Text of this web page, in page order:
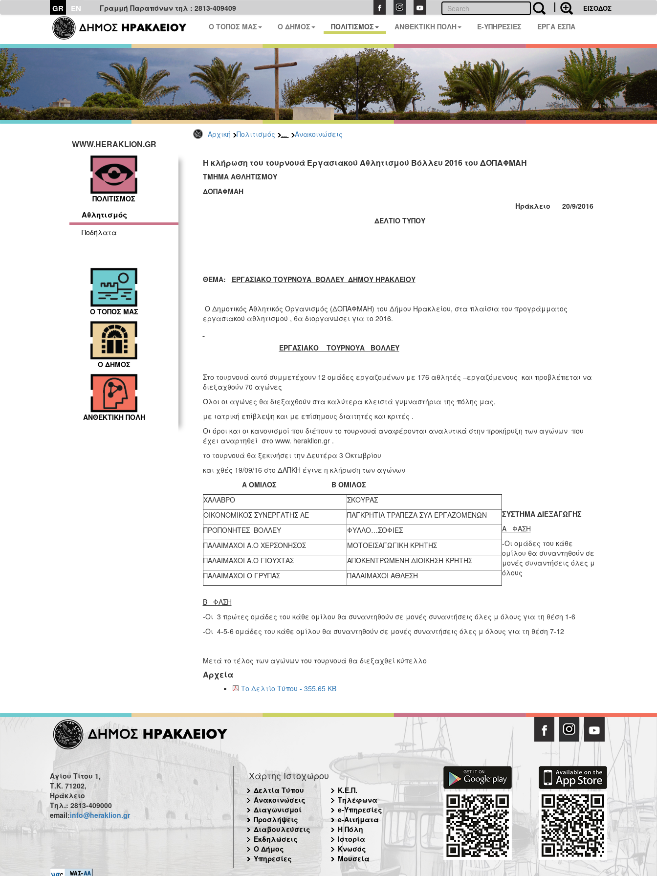
GR EN Γραμμή Παραπόνων τηλ : 2813-409409 ΕΙΣΟΔΟΣ
Ο ΤΟΠΟΣ ΜΑΣ Ο ΔΗΜΟΣ ΠΟΛΙΤΙΣΜΟΣ ΑΝΘΕΚΤΙΚΗ ΠΟΛΗ E-ΥΠΗΡΕΣΙΕΣ ΕΡΓΑ ΕΣΠΑ
Αρχική Πολιτισμός ... Ανακοινώσεις
WWW.HERAKLION.GR
ΠΟΛΙΤΙΣΜΟΣ
Αθλητισμός
Ποδήλατα
Ο ΤΟΠΟΣ ΜΑΣ
Ο ΔΗΜΟΣ
ΑΝΘΕΚΤΙΚΗ ΠΟΛΗ
Η κλήρωση του τουρνουά Εργασιακού Αθλητισμού Βόλλευ 2016 του ΔΟΠΑΦΜΑΗ
ΤΜΗΜΑ ΑΘΛΗΤΙΣΜΟΥ
ΔΟΠΑΦΜΑΗ
Ηράκλειο 20/9/2016
ΔΕΛΤΙΟ ΤΥΠΟΥ
ΘΕΜΑ: ΕΡΓΑΣΙΑΚΟ ΤΟΥΡΝΟΥΑ ΒΟΛΛΕΥ ΔΗΜΟΥ ΗΡΑΚΛΕΙΟΥ
Ο Δημοτικός Αθλητικός Οργανισμός (ΔΟΠΑΦΜΑΗ) του Δήμου Ηρακλείου, στα πλαίσια του προγράμματος
εργασιακού αθλητισμού , θα διοργανώσει για το 2016.
ΕΡΓΑΣΙΑΚΟ ΤΟΥΡΝΟΥΑ ΒΟΛΛΕΥ
Στο τουρνουά αυτό συμμετέχουν 12 ομάδες εργαζομένων με 176 αθλητές –εργαζόμενους και προβλέπεται να
διεξαχθούν 70 αγώνες
Όλοι οι αγώνες θα διεξαχθούν στα καλύτερα κλειστά γυμναστήρια της πόλης μας,
με ιατρική επίβλεψη και με επίσημους διαιτητές και κριτές .
Οι όροι και οι κανονισμοί που διέπουν το τουρνουά αναφέρονται αναλυτικά στην προκήρυξη των αγώνων που
έχει αναρτηθεί στο www. heraklion.gr .
το τουρνουά θα ξεκινήσει την Δευτέρα 3 Οκτωβρίου
και χθές 19/09/16 στο ΔΑΠΚΗ έγινε η κλήρωση των αγώνων
Α ΟΜΙΛΟΣ Β ΟΜΙΛΟΣ
ΧΑΛΑΒΡΟ
ΣΚΟΥΡΑΣ
ΟΙΚΟΝΟΜΙΚΟΣ ΣΥΝΕΡΓΑΤΗΣ ΑΕ
ΠΑΓΚΡΗΤΙΑ ΤΡΑΠΕΖΑ ΣΥΛ ΕΡΓΑΖΟΜΕΝΩΝ
ΠΡΟΠΟΝΗΤΕΣ ΒΟΛΛΕΥ
ΦΥΛΛΟ…ΣΟΦΙΕΣ
ΠΑΛΑΙΜΑΧΟΙ Α.Ο ΧΕΡΣΟΝΗΣΟΣ
ΜΟΤΟΕΙΣΑΓΩΓΙΚΗ ΚΡΗΤΗΣ
ΠΑΛΑΙΜΑΧΟΙ Α.Ο ΓΙΟΥΧΤΑΣ
ΑΠΟΚΕΝΤΡΩΜΕΝΗ ΔΙΟΙΚΗΣΗ ΚΡΗΤΗΣ
ΠΑΛΑΙΜΑΧΟΙ Ο ΓΡΥΠΑΣ
ΠΑΛΑΙΜΑΧΟΙ ΑΘΛΕΣΗ
ΣΥΣΤΗΜΑ ΔΙΕΞΑΓΩΓΗΣ
Α ΦΑΣΗ
-Οι ομάδες του κάθε
ομίλου θα συναντηθούν σε
μονές συναντήσεις όλες μ
όλους
Β ΦΑΣΗ
-Οι 3 πρώτες ομάδες του κάθε ομίλου θα συναντηθούν σε μονές συναντήσεις όλες μ όλους για τη θέση 1-6
-Οι 4-5-6 ομάδες του κάθε ομίλου θα συναντηθούν σε μονές συναντήσεις όλες μ όλους για τη θέση 7-12
Μετά το τέλος των αγώνων του τουρνουά θα διεξαχθεί κύπελλο
Αρχεία
Το Δελτίο Τύπου - 355.65 KB
Αγίου Τίτου 1,
Τ.Κ. 71202,
Ηράκλειο
Τηλ.: 2813-409000
email:info@heraklion.gr
Χάρτης Ιστοχώρου
Δελτία Τύπου
Ανακοινώσεις
Διαγωνισμοί
Προσλήψεις
Διαβουλεύσεις
Εκδηλώσεις
Ο Δήμος
Υπηρεσίες
Κ.Ε.Π.
Τηλέφωνα
e-Υπηρεσίες
e-Αιτήματα
Η Πόλη
Ιστορία
Κνωσός
Μουσεία